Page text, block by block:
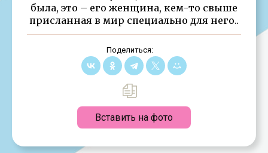
была, это – его женщина, кем-то свыше
присланная в мир специально для него..
Поделиться:
Вставить на фото